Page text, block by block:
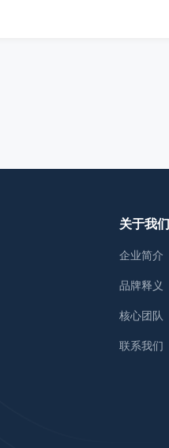
关于我们
企业简介
品牌释义
核心团队
联系我们